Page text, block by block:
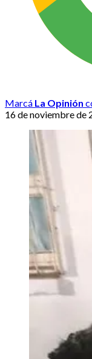
Marcá La Opinión
16 de noviembre de